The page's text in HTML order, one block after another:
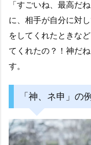
「すごいね、最高だ
に、相手が自分に対
をしてくれたときな
てくれたの？！神だ
す。
「神、ネ申」の